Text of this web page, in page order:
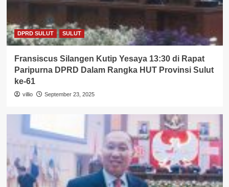
DPRD SULUT SULUT
Fransiscus Silangen Kutip Yesaya 13:30 di Rapat
Paripurna DPRD Dalam Rangka HUT Provinsi Sulut
ke-61
villio September 23, 2025